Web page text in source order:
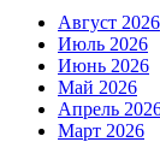
Август 2026
Июль 2026
Июнь 2026
Май 2026
Апрель
Март 2026